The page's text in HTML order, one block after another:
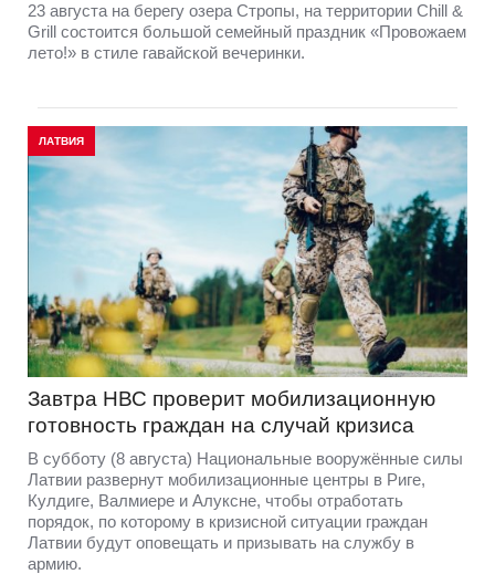
23 августа на берегу озера Стропы, на территории Chill &
Grill состоится большой семейный праздник «Провожаем
лето!» в стиле гавайской вечеринки.
ЛАТВИЯ
Завтра НВС проверит мобилизационную
готовность граждан на случай кризиса
В субботу (8 августа) Национальные вооружённые силы
Латвии развернут мобилизационные центры в Риге,
Кулдиге, Валмиере и Алуксне, чтобы отработать
порядок, по которому в кризисной ситуации граждан
Латвии будут оповещать и призывать на службу в
армию.